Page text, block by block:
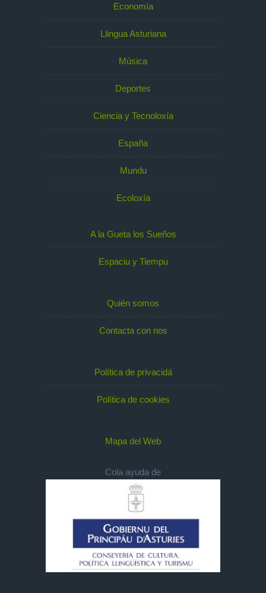
Economía
Llingua Asturiana
Música
Deportes
Ciencia y Tecnoloxía
España
Mundu
Ecoloxía
A la Gueta los Sueños
Espaciu y Tiempu
Quién somos
Contacta con nos
Política de privacidá
Política de cookies
Mapa del Web
Cola ayuda de